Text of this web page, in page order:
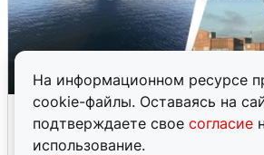
На информационном ресурсе
cookie-файлы. Оставаясь на
подтверждаете свое согласие
использование.
Ночная атака БПЛА на
попадания и